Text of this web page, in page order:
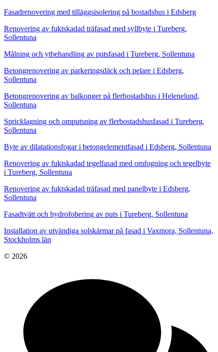
Fasadrenovering med tilläggsisolering på bostadshus i Edsberg
Renovering av fuktskadad träfasad med syllbyte i Tureberg,
Sollentuna
Målning och ytbehandling av putsfasad i Tureberg, Sollentuna
Betongrenovering av parkeringsdäck och pelare i Edsberg,
Sollentuna
Betongrenovering av balkonger på flerbostadshus i Helenelund,
Sollentuna
Spricklagning och omputsning av flerbostadshusfasad i Tureberg,
Sollentuna
Byte av dilatationsfogar i betongelementfasad i Edsberg, Sollentuna
Renovering av fuktskadad tegelfasad med omfogning och tegelbyte
i Tureberg, Sollentuna
Renovering av fuktskadad träfasad med panelbyte i Edsberg,
Sollentuna
Fasadtvätt och hydrofobering av puts i Tureberg, Sollentuna
Installation av utvändiga solskärmar på fasad i Vaxmora, Sollentuna,
Stockholms län
© 2026